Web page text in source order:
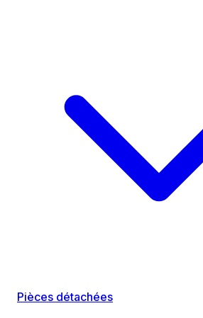
Pièces détachées